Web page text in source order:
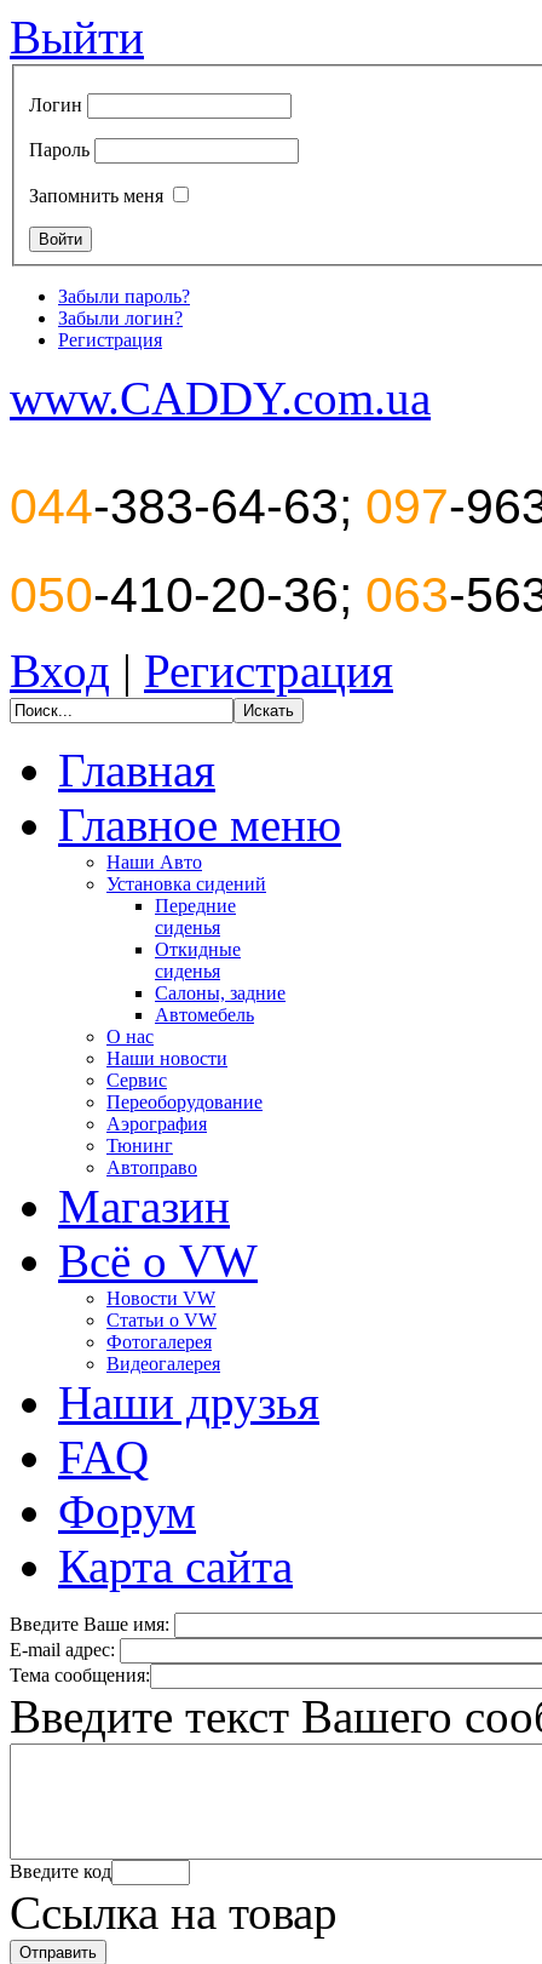
Выйти
Логин
Пароль
Запомнить меня
Забыли пароль?
Забыли логин?
Регистрация
www.CADDY.com.ua
044-383-64-63; 097-
050-410-20-36; 063-
Вход | Регистрация
Главная
Главное меню
Наши Авто
Установка сидений
Передние
сиденья
Откидные
сиденья
Салоны, задние
Автомебель
О нас
Наши новости
Сервис
Переоборудование
Аэрография
Тюнинг
Автоправо
Магазин
Всё о VW
Новости VW
Статьи o VW
Фотогалерея
Видеогалерея
Наши друзья
FAQ
Форум
Карта сайта
Введите Ваше имя:
E-mail адрес:
Тема сообщения:
Введите текст Вашего
Введите код
Ссылка на товар